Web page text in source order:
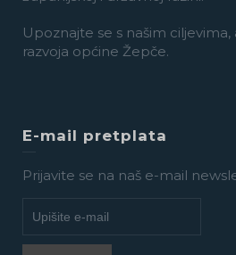
Upoznajte se s našim
razvoja općine Žepče.
E-mail pretplata
Prijavite se na naš e-mail